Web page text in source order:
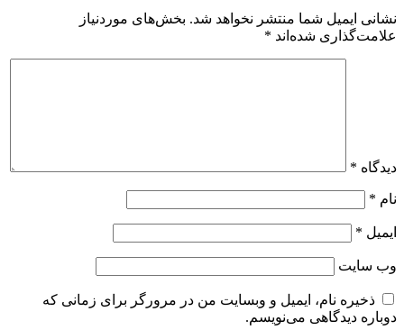
نشانی ایمیل شما منتشر نخواهد شد. بخش‌های موردنیاز
علامت‌گذاری شده‌اند *
دیدگاه *
نام *
ایمیل *
وب‌ سایت
ذخیره نام، ایمیل و وبسایت من در مرورگر برای زمانی که
دوباره دیدگاهی می‌نویسم.